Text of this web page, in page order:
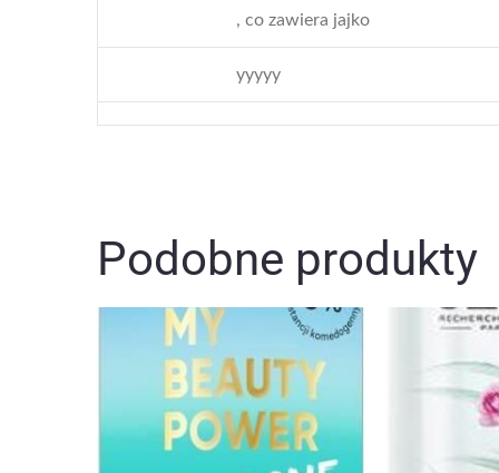
, co zawiera jajko
yyyyy
Podobne produkty